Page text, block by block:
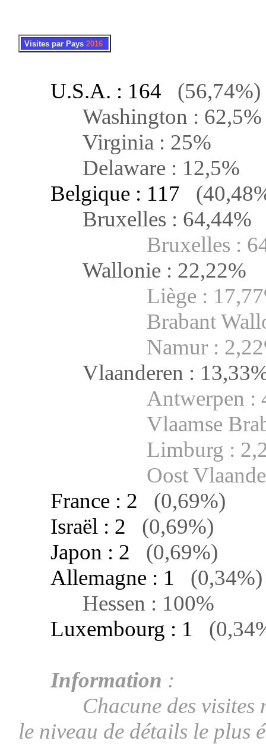
Visites par Pays 2016
U.S.A. : 164 (56,74%)
Washington : 62,5%
Virginia : 25%
Delaware : 12,5%
Belgique : 117
Bruxelles : 64,44%
Bruxelles :
Wallonie : 22,22%
Liège :
Brabant
Namur :
Vlaanderen :
Antwerpen :
Vlaamse
Limburg :
Oost
France : 2 (0,69%)
Israël : 2 (0,69%)
Japon : 2 (0,69%)
Allemagne : 1 (0,34%)
Hessen : 100%
Luxembourg : 1
Information :
Chacune des visites ne
le niveau de détails le plus